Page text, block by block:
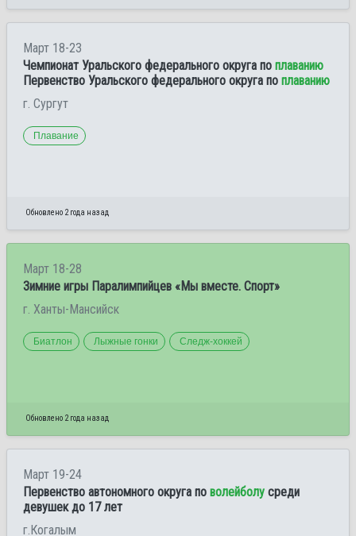
Март 18-23
Чемпионат Уральского федерального округа по плаванию
Первенство Уральского федерального округа по плаванию
г. Сургут
Плавание
Обновлено 2 года назад
Март 18-28
Зимние игры Паралимпийцев «Мы вместе. Спорт»
г. Ханты-Мансийск
Биатлон Лыжные гонки Следж-хоккей
Обновлено 2 года назад
Март 19-24
Первенство автономного округа по волейболу среди
девушек до 17 лет
г.Когалым